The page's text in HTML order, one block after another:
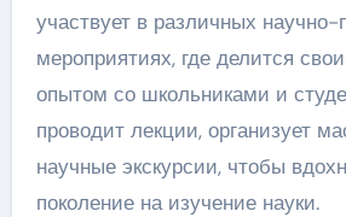
участвует в различных
мероприятиях, где делится
опытом со школьниками и
проводит лекции, организует
научные экскурсии, чтобы
поколение на изучение науки.